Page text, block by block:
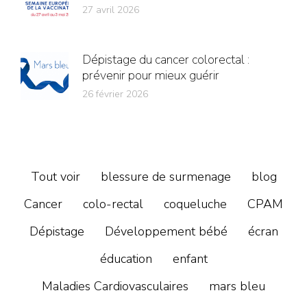
27 avril 2026
Dépistage du cancer colorectal :
prévenir pour mieux guérir
26 février 2026
Tout voir blessure de surmenage
blog
Cancer
colo-rectal coqueluche
CPAM
Dépistage
Développement bébé
écran
éducation
enfant
Maladies Cardiovasculaires
mars bleu